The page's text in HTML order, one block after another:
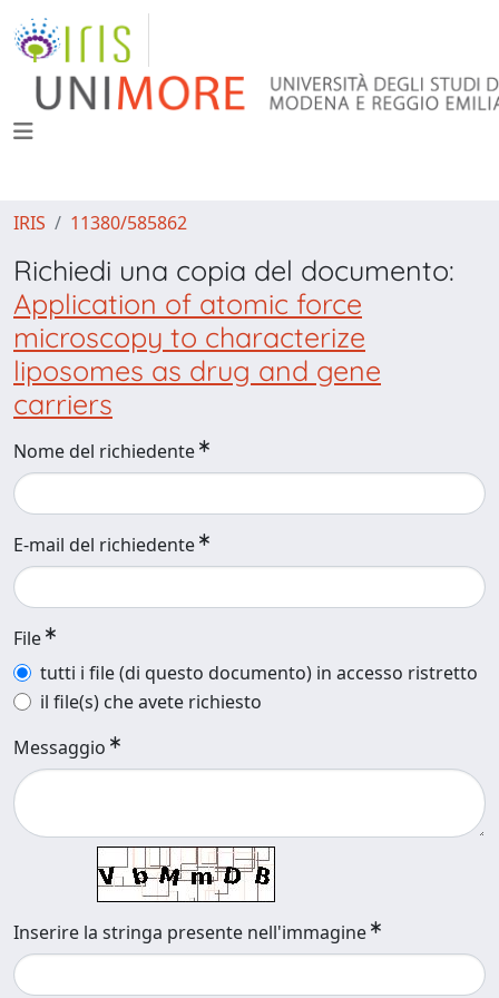
IRIS 11380/585862
Richiedi una copia del documento:
Application of atomic force
microscopy to characterize
liposomes as drug and gene
carriers
Nome del richiedente
E-mail del richiedente
File
tutti i file (di questo documento) in accesso ristretto
il file(s) che avete richiesto
Messaggio
Inserire la stringa presente nell'immagine